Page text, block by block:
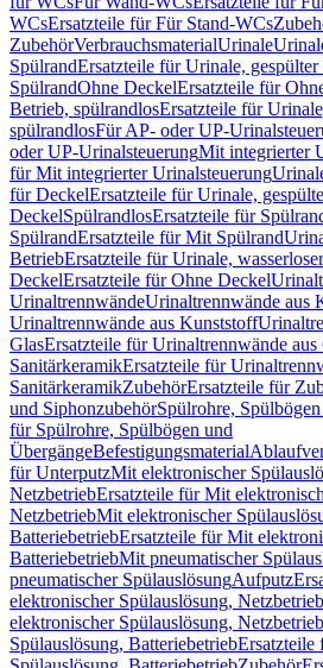
WCsErsatzteile für Für Stand-WCs
ZubehörVerbrauchsmaterialUrinale
SpülrandErsatzteile für Urinale,
SpülrandOhne DeckelErsatzteile für
Betrieb, spülrandlosErsatzteile für
spülrandlosFür AP- oder UP-
oder UP-UrinalsteuerungMit integrierter
für Mit integrierter Urinalsteuerung
für DeckelErsatzteile für Urinale,
DeckelSpülrandlosErsatzteile für
SpülrandErsatzteile für Mit Spülrand
BetriebErsatzteile für Urinale,
DeckelErsatzteile für Ohne Deckel
UrinaltrennwändeUrinaltrennwände aus
Urinaltrennwände aus Kunststoff
GlasErsatzteile für Urinaltrennwände aus
SanitärkeramikErsatzteile für
SanitärkeramikZubehörErsatzteile für
und SiphonzubehörSpülrohre,
für Spülrohre, Spülbögen und
ÜbergängeBefestigungsmaterial
für UnterputzMit elektronischer
NetzbetriebErsatzteile für Mit
NetzbetriebMit elektronischer
BatteriebetriebErsatzteile für Mit
BatteriebetriebMit pneumatischer
pneumatischer SpülauslösungAufputz
elektronischer Spülauslösung, Netzbetrieb
elektronischer Spülauslösung, Netzbetrieb
Spülauslösung, BatteriebetriebErsatzteile